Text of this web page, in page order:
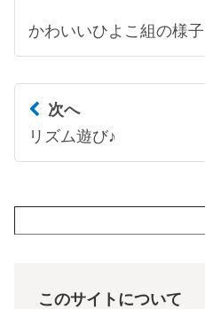
かわいいひよこ組の様子
次へ
リズム遊び♪
このサイトについて